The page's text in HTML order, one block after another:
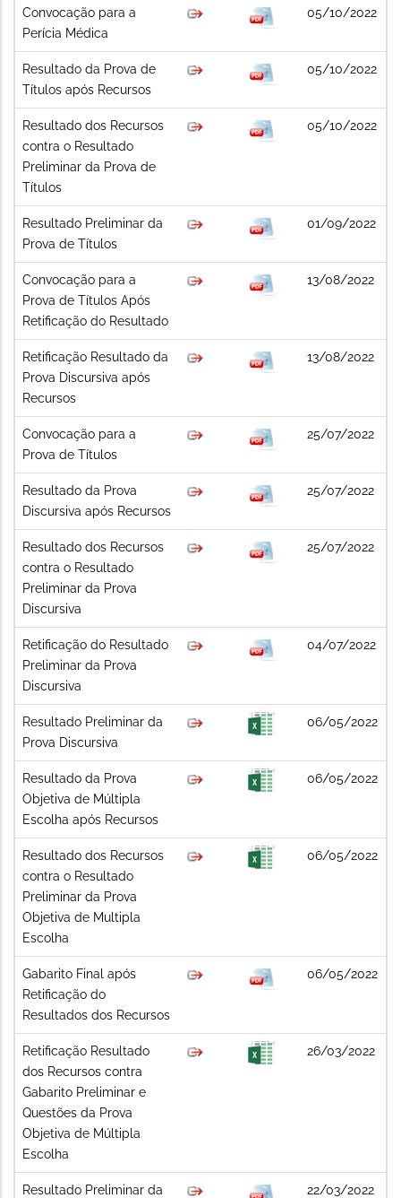
Convocação para a
Perícia Médica
05/10/2022
Resultado da Prova de
Títulos após Recursos
05/10/2022
Resultado dos Recursos
contra o Resultado
Preliminar da Prova de
Títulos
05/10/2022
Resultado Preliminar da
Prova de Títulos
01/09/2022
Convocação para a
Prova de Títulos Após
Retificação do Resultado
13/08/2022
Retificação Resultado da
Prova Discursiva após
Recursos
13/08/2022
Convocação para a
Prova de Títulos
25/07/2022
Resultado da Prova
Discursiva após Recursos
25/07/2022
Resultado dos Recursos
contra o Resultado
Preliminar da Prova
Discursiva
25/07/2022
Retificação do Resultado
Preliminar da Prova
Discursiva
04/07/2022
Resultado Preliminar da
Prova Discursiva
06/05/2022
Resultado da Prova
Objetiva de Múltipla
Escolha após Recursos
06/05/2022
Resultado dos Recursos
contra o Resultado
Preliminar da Prova
Objetiva de Multipla
Escolha
06/05/2022
Gabarito Final após
Retificação do
Resultados dos Recursos
06/05/2022
Retificação Resultado
dos Recursos contra
Gabarito Preliminar e
Questões da Prova
Objetiva de Múltipla
Escolha
26/03/2022
Resultado Preliminar da
22/03/2022